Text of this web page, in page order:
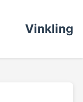
Vinkling